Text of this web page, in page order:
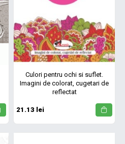
Culori pentru ochi si suflet.
Imagini de colorat, cugetari de
reflectat
21.13 lei